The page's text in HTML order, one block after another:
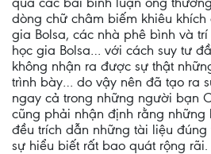
dòng chữ châm biếm khiêu khích
gia Bolsa, các nhà phê bình và trí
học gia Bolsa… với cách suy tư
không nhận ra được sự thật
trình bày… do vậy nên đã tạo ra
ngay cả trong những người bạn
cũng phải nhận định rằng những
đều trích dẫn những tài liệu
sự hiểu biết rất bao quát rộng rãi.